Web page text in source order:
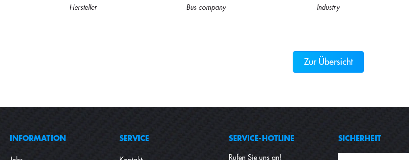
Hersteller Bus company Industry
Zur Übersicht
INFORMATION SERVICE SERVICE-HOTLINE
Rufen Sie uns an!
SICHERHEIT